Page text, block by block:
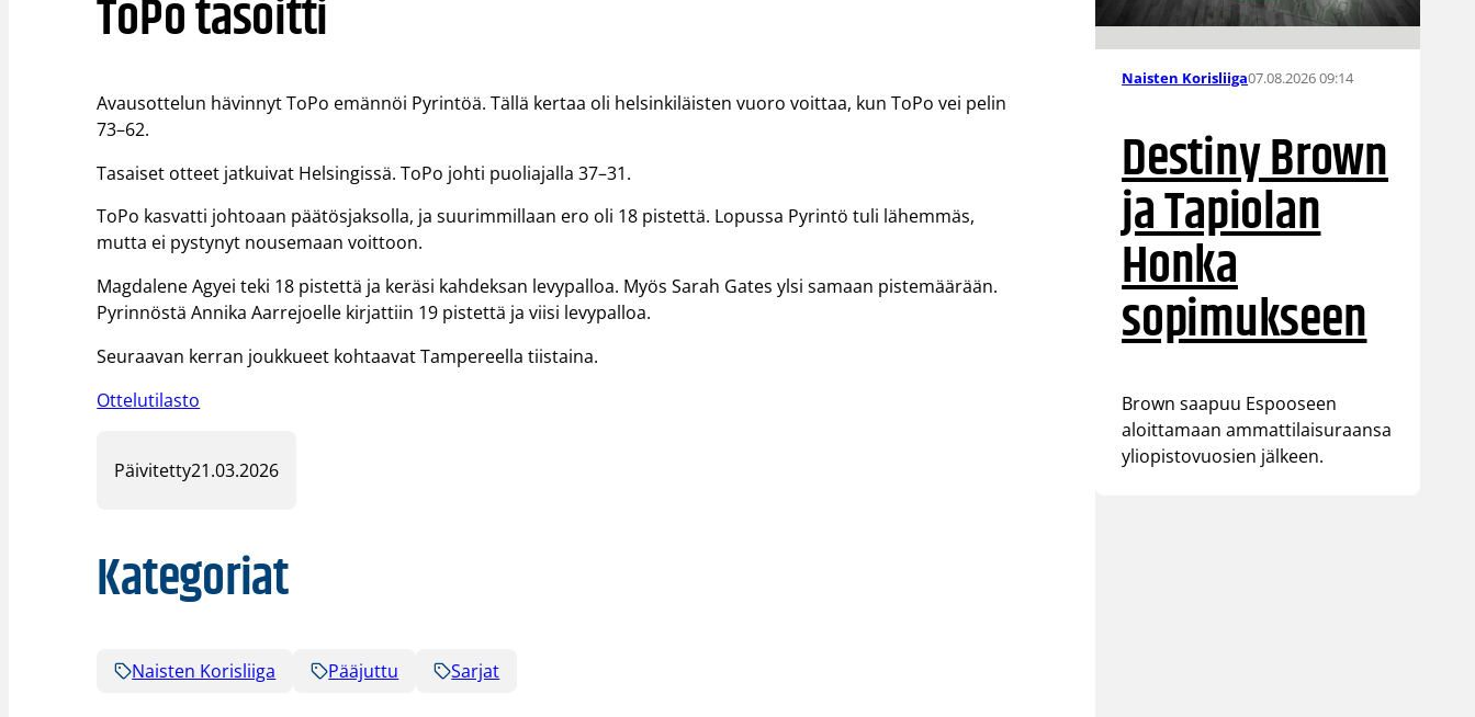
ToPo tasoitti
Avausottelun hävinnyt ToPo emännöi Pyrintöä. Tällä kertaa oli helsinkiläisten vuoro voittaa, kun ToPo vei pelin
73–62.
Tasaiset otteet jatkuivat Helsingissä. ToPo johti puoliajalla 37–31.
ToPo kasvatti johtoaan päätösjaksolla, ja suurimmillaan ero oli 18 pistettä. Lopussa Pyrintö tuli lähemmäs,
mutta ei pystynyt nousemaan voittoon.
Magdalene Agyei teki 18 pistettä ja keräsi kahdeksan levypalloa. Myös Sarah Gates ylsi samaan pistemäärään.
Pyrinnöstä Annika Aarrejoelle kirjattiin 19 pistettä ja viisi levypalloa.
Seuraavan kerran joukkueet kohtaavat Tampereella tiistaina.
Ottelutilasto
Päivitetty21.03.2026
Kategoriat
Naisten Korisliiga Pääjuttu Sarjat
Naisten Korisliiga07.08.2026 09:14
Destiny Brown
ja Tapiolan
Honka
sopimukseen
Brown saapuu Espooseen
aloittamaan ammattilaisuraansa
yliopistovuosien jälkeen.